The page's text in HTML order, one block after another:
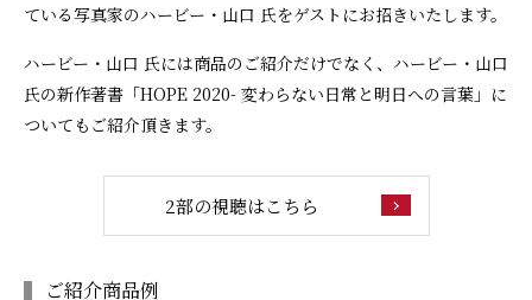
ている写真家のハービー・山口 氏をゲストにお招きいたします。
ハービー・山口 氏には商品のご紹介だけでなく、ハービー・山口
氏の新作著書「HOPE 2020- 変わらない日常と明日への言葉」に
ついてもご紹介頂きます。
2部の視聴はこちら
ご紹介商品例